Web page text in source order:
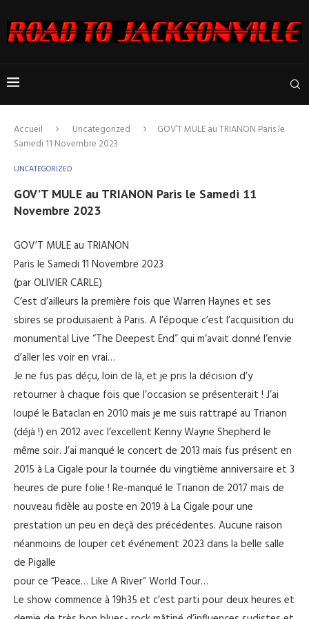
Accueil Uncategorized
GOV’T MULE au TRIANON Paris le
Samedi 11 Novembre 2023
UNCATEGORIZED
GOV’T MULE au TRIANON Paris le Samedi 11
Novembre 2023
GOV’T MULE au TRIANON
Paris le Samedi 11 Novembre 2023
(par OLIVIER CARLE)
C’est d’ailleurs la première fois que Warren Haynes et ses
sbires se produisaient à Paris. A l’époque c’est l’acquisition du
monumental Live “The Deepest End” qui m’avait donné l’envie
d’aller les voir en vrai…
Je ne fus pas déçu, loin de là, et je pris la décision d’y
retourner à chaque fois que l’occasion se présenterait ! J’ai
loupé le Bataclan en 2010 mais je me suis rattrapé au Trianon
(déjà !) en 2012 avec l’excellent Kenny Wayne Shepherd le
même soir. J’ai manqué le concert de 2013 mais fus présent en
2015 à La Cigale pour la tournée du vingtième anniversaire et 3
heures de pure folie ! Re-manqué le Trianon de 2017 mais de
nouveau fidèle au poste en 2019 à La Cigale pour une
prestation un peu en deçà des précédentes. Aucune raison
néanmoins de louper cet événement 2023 dans la belle salle
de Pigalle
pour ce “Peace… Like A River” World Tour…
Le show commence à 19h35 et c’est parti pour deux heures et